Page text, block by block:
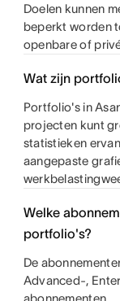
Doelen kunnen
beperkt worden
openbare of
Wat zijn
Portfolio's in
projecten kunt
statistieken
aangepaste
Welke
portfolio's?
De
Advanced-,
abonnementen.